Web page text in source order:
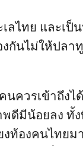
ไทย และเป็
กันไม่ให้ปลา
ควรเข้าถึงไ
ดีมีน้อยลง ทั้
ท้องคนไทยมา